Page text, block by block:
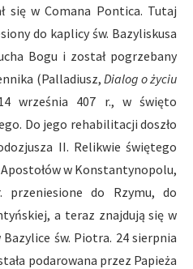
się w Comana Pontica. Tutaj
do kaplicy św. Bazyliskusa
Bogu i został pogrzebany
(Palladiusz, Dialog o życiu
września 407 r., w święto
Do jego rehabilitacji doszło
II. Relikwie świętego
w Konstantynopolu,
przeniesione do Rzymu, do
a teraz znajdują się w
św. Piotra. 24 sierpnia
podarowana przez Papieża